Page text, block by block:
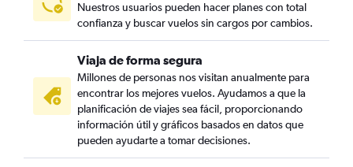
Nuestros usuarios pueden hacer planes con total
confianza y buscar vuelos sin cargos por cambios.
Viaja de forma segura
Millones de personas nos visitan anualmente para
encontrar los mejores vuelos. Ayudamos a que la
planificación de viajes sea fácil, proporcionando
información útil y gráficos basados en datos que
pueden ayudarte a tomar decisiones.